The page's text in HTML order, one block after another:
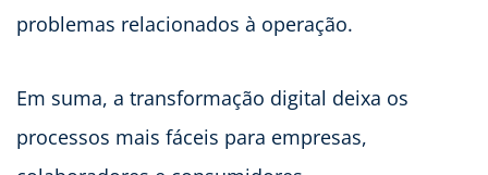
problemas relacionados à operação.
Em suma, a transformação digital deixa os
processos mais fáceis para empresas,